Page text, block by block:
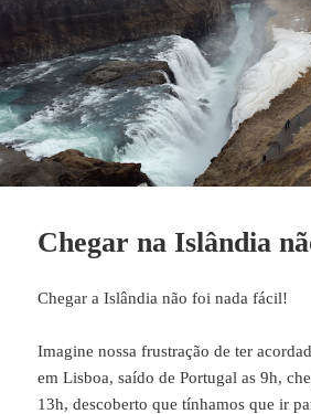
Chegar na Islândia
Chegar a Islândia não foi nada fácil!
Imagine nossa frustração de ter
em Lisboa, saído de Portugal as 9h,
13h, descoberto que tínhamos que ir